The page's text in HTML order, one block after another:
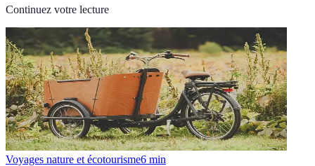
Continuez votre lecture
Voyages nature et écotourisme6 min